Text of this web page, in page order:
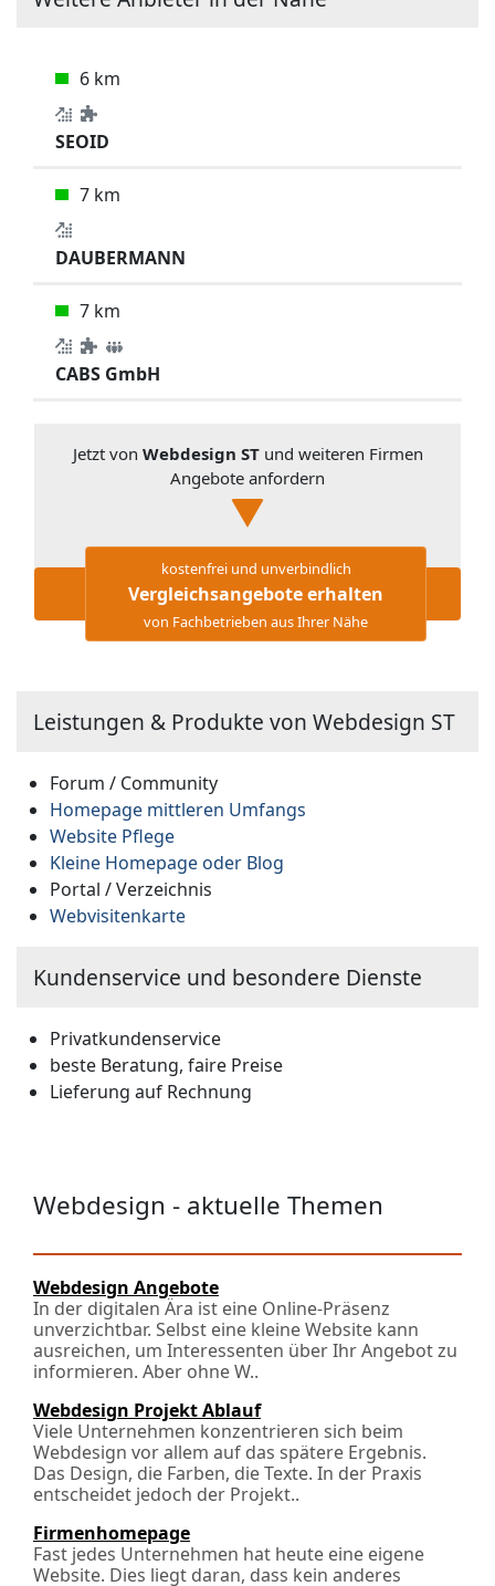
6 km
SEOID
7 km
DAUBERMANN
7 km
CABS GmbH
Jetzt von Webdesign STund weiteren Firmen
Angebote anfordern
kostenfrei und unverbindlich
Vergleichsangebote erhalten
von Fachbetrieben aus Ihrer Nähe
Leistungen & Produkte von Webdesign ST
Forum / Community
Homepage mittleren Umfangs
Website Pflege
Kleine Homepage oder Blog
Portal / Verzeichnis
Webvisitenkarte
Kundenservice und besondere Dienste
Privatkundenservice
beste Beratung, faire Preise
Lieferung auf Rechnung
Webdesign - aktuelle Themen
Webdesign Angebote
In der digitalen Ära ist eine Online-Präsenz
unverzichtbar. Selbst eine kleine Website kann
ausreichen, um Interessenten über Ihr Angebot zu
informieren. Aber ohne W..
Webdesign Projekt Ablauf
Viele Unternehmen konzentrieren sich beim
Webdesign vor allem auf das spätere Ergebnis.
Das Design, die Farben, die Texte. In der Praxis
entscheidet jedoch der Projekt..
Firmenhomepage
Fast jedes Unternehmen hat heute eine eigene
Website. Dies liegt daran, dass kein anderes